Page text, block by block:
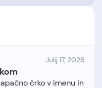
Julij 17, 2026
črko v imenu in